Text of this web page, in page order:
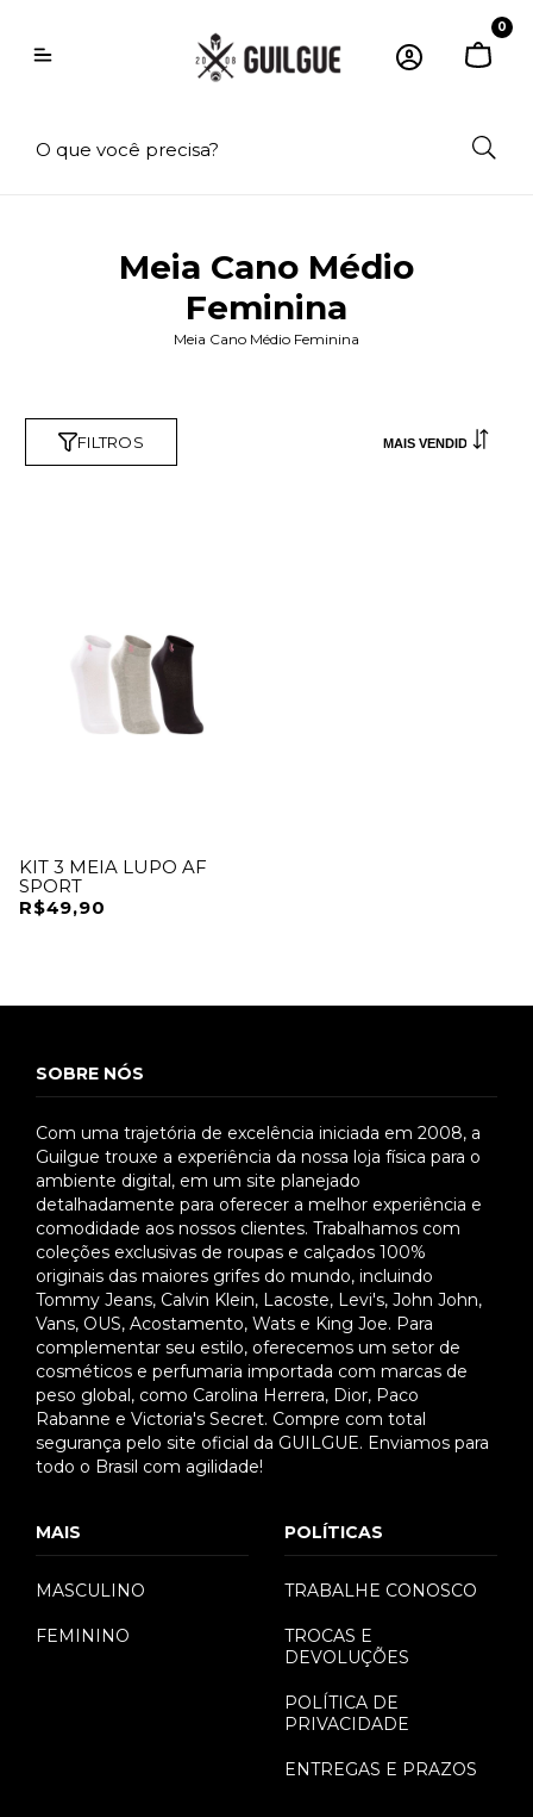
0
Meia Cano Médio
Feminina
Meia Cano Médio Feminina
FILTROS
KIT 3 MEIA LUPO AF
SPORT
R$49,90
SOBRE NÓS
Com uma trajetória de excelência iniciada em 2008, a
Guilgue trouxe a experiência da nossa loja física para o
ambiente digital, em um site planejado
detalhadamente para oferecer a melhor experiência e
comodidade aos nossos clientes. Trabalhamos com
coleções exclusivas de roupas e calçados 100%
originais das maiores grifes do mundo, incluindo
Tommy Jeans, Calvin Klein, Lacoste, Levi's, John John,
Vans, OUS, Acostamento, Wats e King Joe. Para
complementar seu estilo, oferecemos um setor de
cosméticos e perfumaria importada com marcas de
peso global, como Carolina Herrera, Dior, Paco
Rabanne e Victoria's Secret. Compre com total
segurança pelo site oficial da GUILGUE. Enviamos para
todo o Brasil com agilidade!
MAIS
MASCULINO
FEMININO
POLÍTICAS
TRABALHE CONOSCO
TROCAS E
DEVOLUÇÕES
POLÍTICA DE
PRIVACIDADE
ENTREGAS E PRAZOS